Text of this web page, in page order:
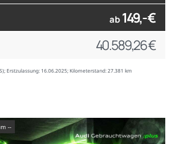
ab 149,- €
40.589,26 €
Erstzulassung: 16.06.2025; Kilometerstand: 27.381 km
--